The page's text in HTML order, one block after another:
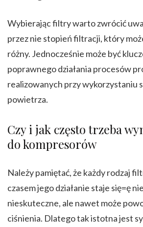
Wybierając filtry warto zwrócić
przez nie stopień filtracji, który
różny. Jednocześnie może być
poprawnego działania procesów
realizowanych przy wykorzystaniu
powietrza.
Czy i jak często trzeba
do kompresorów
Należy pamiętać, że każdy rodzaj
czasem jego działanie staje się=ę
nieskuteczne, ale nawet może
ciśnienia. Dlatego tak istotna jest